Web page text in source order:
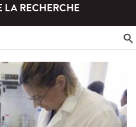
LA RECHERCHE